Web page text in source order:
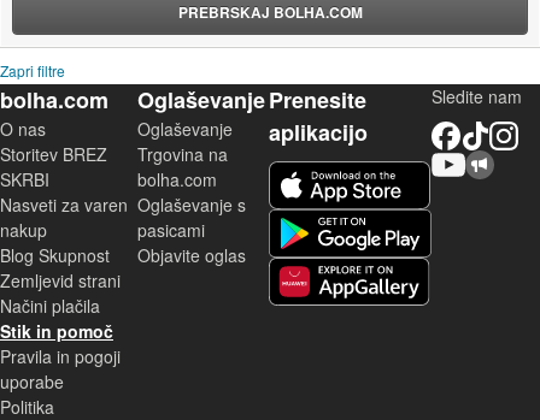
PREBRSKAJ BOLHA.COM
Zapri filtre
bolha.com
O nas
Storitev BREZ
SKRBI
Nasveti za varen
nakup
Blog Skupnost
Zemljevid strani
Načini plačila
Stik in pomoč
Pravila in pogoji
uporabe
Politika
Oglaševanje
Oglaševanje
Trgovina na
bolha.com
Oglaševanje s
pasicami
Objavite oglas
Prenesite
aplikacijo
Sledite nam